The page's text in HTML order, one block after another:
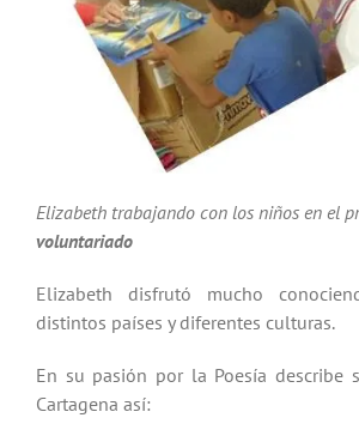
Elizabeth trabajando con los niños en el
voluntariado
Elizabeth disfrutó mucho
distintos países y diferentes culturas.
En su pasión por la Poesía describe
Cartagena así: